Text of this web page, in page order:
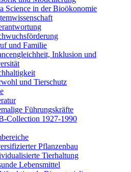
Science in der Bioökonomie
und Familie
Inklusion und
und Tierschutz
Führungskräfte
Collection 1927-1990
Pflanzenbau
Tierhaltung
Lebensmittel